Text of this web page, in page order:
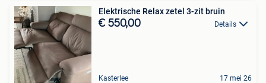
Elektrische Relax zetel 3-zit bruin
€ 550,00 Details
Kasterlee 17 mei 26